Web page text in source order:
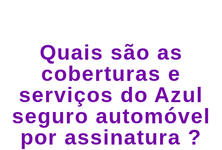
Quais são as
coberturas e
serviços do Azul
seguro automóvel
por assinatura ?